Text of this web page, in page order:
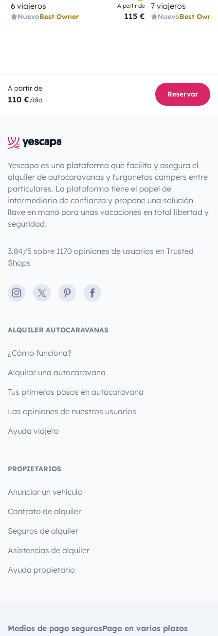
6 viajeros
NuevoBest Owner
A partir de
115 €
7 viajeros
NuevoBest
A partir de
110 €/día
Reservar
Yescapa es una plataforma que facilita y asegura el
alquiler de autocaravanas y furgonetas campers entre
particulares. La plataforma tiene el papel de
intermediario de confianza y propone una solución
llave en mano para unas vacaciones en total libertad y
seguridad.
3.84/5 sobre 1170 opiniones de usuarios en Trusted
Shops
Instagram
X PinterestFacebook
ALQUILER AUTOCARAVANAS
¿Cómo funciona?
Alquilar una autocaravana
Tus primeros pasos en autocaravana
Las opiniones de nuestros usuarios
Ayuda viajero
PROPIETARIOS
Anunciar un vehículo
Contrato de alquiler
Seguros de alquiler
Asistencias de alquiler
Ayuda propietario
Medios de pago segurosPago en varios plazos